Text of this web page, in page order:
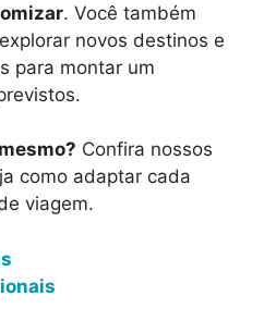
. Você também
novos destinos e
para montar um
Confira nossos
como adaptar cada
viagem.